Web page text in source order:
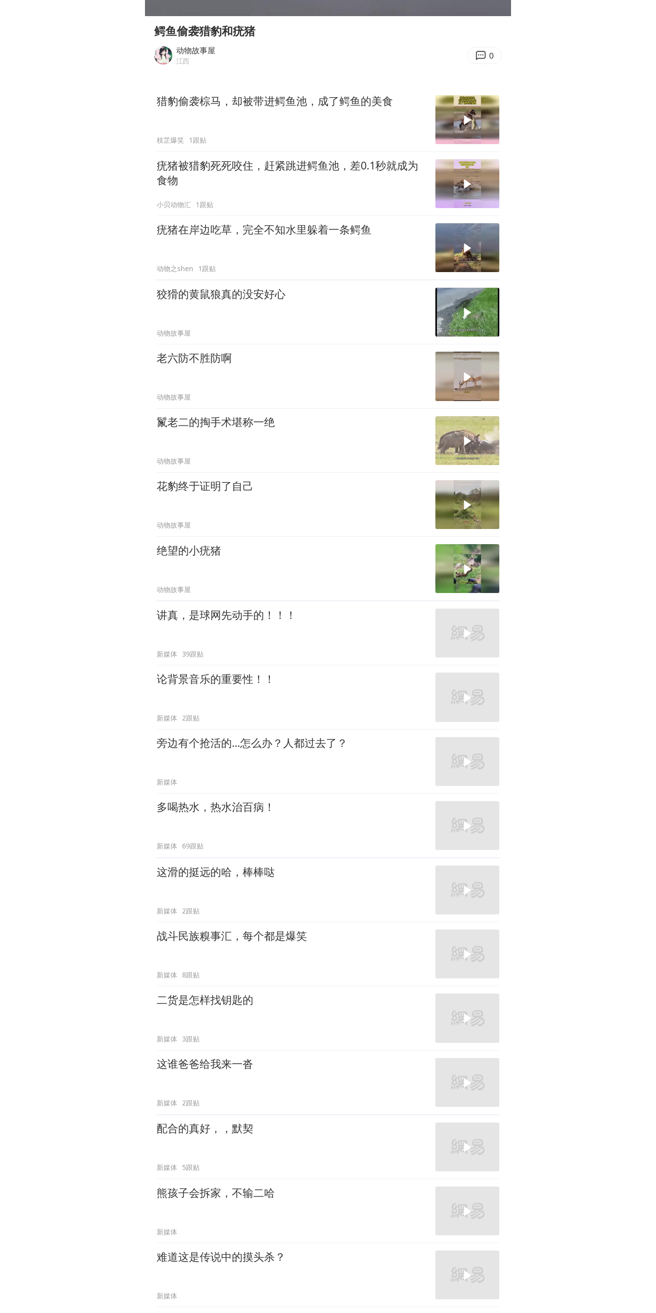
“银行午休1.5小时”留个窗口行不行
你常吃的兰州拉面要改名了
董路致歉：泰国10岁黑人父母是伪造的
鳄鱼偷袭猎豹和疣猪
动物故事屋
江西 0
猎豹偷袭棕马，却被带进鳄鱼池，成了鳄鱼的美食
枝芷爆笑 1跟贴
疣猪被猎豹死死咬住，赶紧跳进鳄鱼池，差0.1秒就成为
食物
小贝动物汇 1跟贴
疣猪在岸边吃草，完全不知水里躲着一条鳄鱼
动物之shen 1跟贴
狡猾的黄鼠狼真的没安好心
动物故事屋
老六防不胜防啊
动物故事屋
鬣老二的掏手术堪称一绝
动物故事屋
花豹终于证明了自己
动物故事屋
绝望的小疣猪
动物故事屋
讲真，是球网先动手的！！！
新媒体 39跟贴
论背景音乐的重要性！！
新媒体 2跟贴
旁边有个抢活的…怎么办？人都过去了？
新媒体
多喝热水，热水治百病！
新媒体 69跟贴
这滑的挺远的哈，棒棒哒
新媒体 2跟贴
战斗民族糗事汇，每个都是爆笑
新媒体 8跟贴
二货是怎样找钥匙的
新媒体 3跟贴
这谁爸爸给我来一沓
新媒体 2跟贴
配合的真好，，默契
新媒体 5跟贴
熊孩子会拆家，不输二哈
新媒体
难道这是传说中的摸头杀？
新媒体